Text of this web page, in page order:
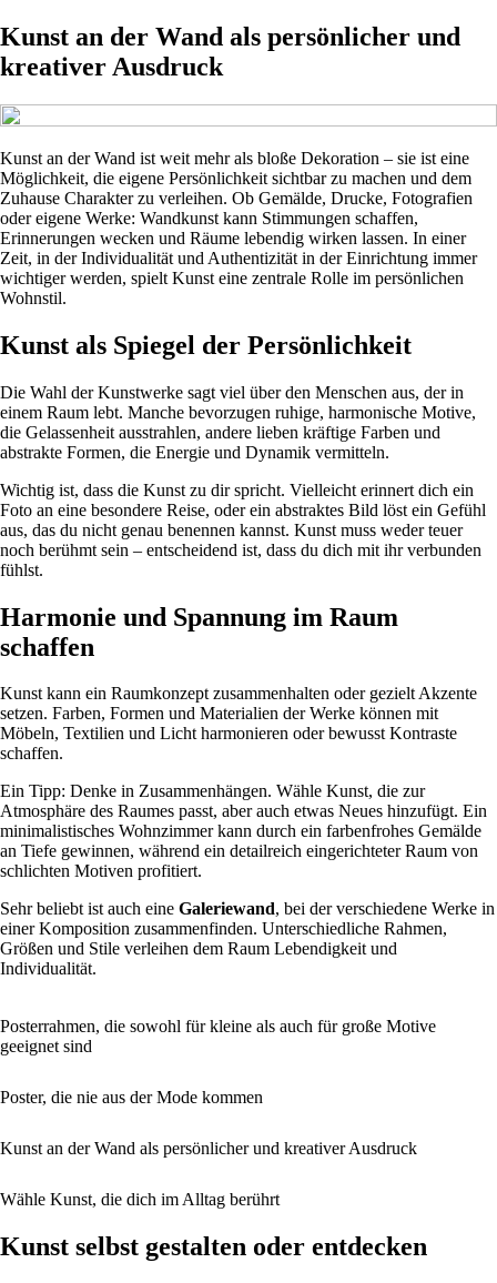
Kunst an der Wand als persönlicher und
kreativer Ausdruck
Kunst an der Wand ist weit mehr als bloße Dekoration – sie ist eine
Möglichkeit, die eigene Persönlichkeit sichtbar zu machen und dem
Zuhause Charakter zu verleihen. Ob Gemälde, Drucke, Fotografien
oder eigene Werke: Wandkunst kann Stimmungen schaffen,
Erinnerungen wecken und Räume lebendig wirken lassen. In einer
Zeit, in der Individualität und Authentizität in der Einrichtung immer
wichtiger werden, spielt Kunst eine zentrale Rolle im persönlichen
Wohnstil.
Kunst als Spiegel der Persönlichkeit
Die Wahl der Kunstwerke sagt viel über den Menschen aus, der in
einem Raum lebt. Manche bevorzugen ruhige, harmonische Motive,
die Gelassenheit ausstrahlen, andere lieben kräftige Farben und
abstrakte Formen, die Energie und Dynamik vermitteln.
Wichtig ist, dass die Kunst zu dir spricht. Vielleicht erinnert dich ein
Foto an eine besondere Reise, oder ein abstraktes Bild löst ein Gefühl
aus, das du nicht genau benennen kannst. Kunst muss weder teuer
noch berühmt sein – entscheidend ist, dass du dich mit ihr verbunden
fühlst.
Harmonie und Spannung im Raum
schaffen
Kunst kann ein Raumkonzept zusammenhalten oder gezielt Akzente
setzen. Farben, Formen und Materialien der Werke können mit
Möbeln, Textilien und Licht harmonieren oder bewusst Kontraste
schaffen.
Ein Tipp: Denke in Zusammenhängen. Wähle Kunst, die zur
Atmosphäre des Raumes passt, aber auch etwas Neues hinzufügt. Ein
minimalistisches Wohnzimmer kann durch ein farbenfrohes Gemälde
an Tiefe gewinnen, während ein detailreich eingerichteter Raum von
schlichten Motiven profitiert.
Sehr beliebt ist auch eine Galeriewand, bei der verschiedene Werke in
einer Komposition zusammenfinden. Unterschiedliche Rahmen,
Größen und Stile verleihen dem Raum Lebendigkeit und
Individualität.
Posterrahmen, die sowohl für kleine als auch für große Motive
geeignet sind
Poster, die nie aus der Mode kommen
Kunst an der Wand als persönlicher und kreativer Ausdruck
Wähle Kunst, die dich im Alltag berührt
Kunst selbst gestalten oder entdecken